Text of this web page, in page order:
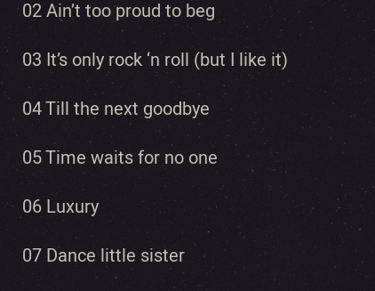
02 Ain’t too proud to beg
03 It’s only rock ‘n roll (but I like it)
04 Till the next goodbye
05 Time waits for no one
06 Luxury
07 Dance little sister